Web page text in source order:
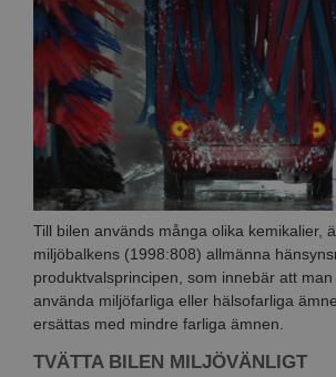
Till bilen används många olika kemikalier,
miljöbalkens (1998:808) allmänna
produktvalsprincipen, som innebär att
använda miljöfarliga eller hälsofarliga
ersättas med mindre farliga ämnen.
TVÄTTA BILEN MILJÖVÄNLIGT